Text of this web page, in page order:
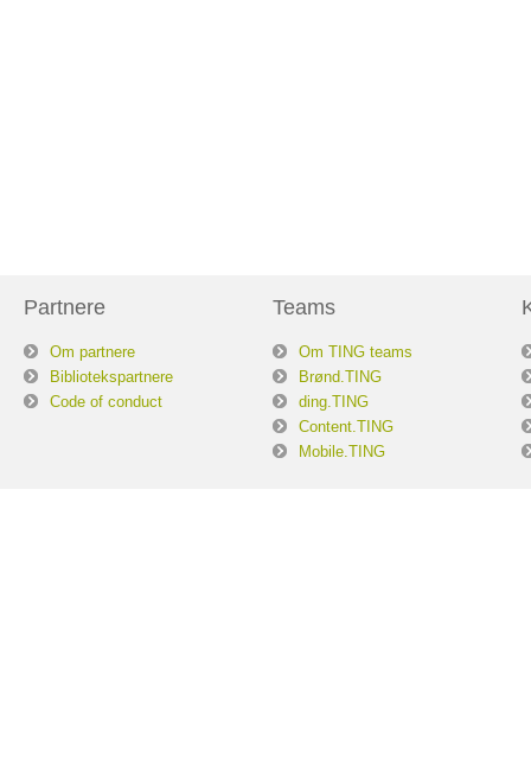
Partnere
Om partnere
Bibliotekspartnere
Code of conduct
Teams
Om TING teams
Brønd.TING
ding.TING
Content.TING
Mobile.TING